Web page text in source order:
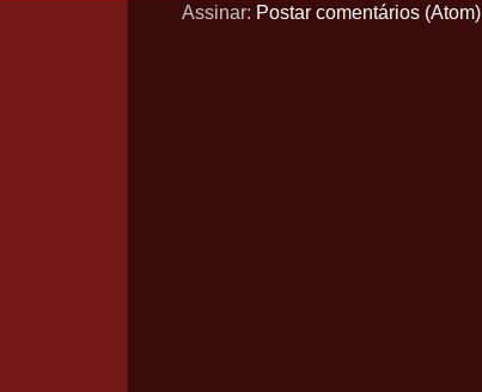
Assinar: Postar comentários (Atom)